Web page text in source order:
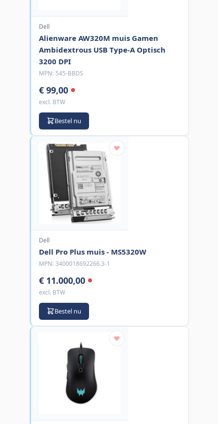
Dell
Alienware AW320M muis Gamen
Ambidextrous USB Type-A Optisch
3200 DPI
MPN: 545-BBDS
€ 99,00
excl. BTW
Bestel nu
Dell
Dell Pro Plus muis - MS5320W
MPN: 3400018692266.3-1
€ 11.000,00
excl. BTW
Bestel nu